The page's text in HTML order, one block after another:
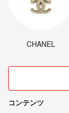
CHANEL
コンテンツ